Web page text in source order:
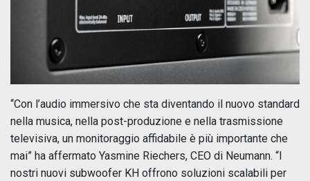
“Con l’audio immersivo che sta diventando il nuovo standard
nella musica, nella post-produzione e nella trasmissione
televisiva, un monitoraggio affidabile è più importante che
mai” ha affermato Yasmine Riechers, CEO di Neumann. “I
nostri nuovi subwoofer KH offrono soluzioni scalabili per